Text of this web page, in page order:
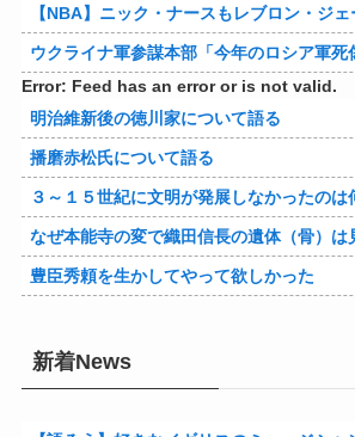
【NBA】ニック・ナースもレブロン・ジェー
ウクライナ軍参謀本部「今年のロシア軍死傷者24万人…新規兵
Error: Feed has an error or is not valid.
明治維新後の徳川家について語る
播磨赤松氏について語る
３～１５世紀に文明が発展しなかったのは
なぜ本能寺の変で織田信長の遺体（骨）は見
豊臣秀頼を生かしてやって欲しかった
新着News